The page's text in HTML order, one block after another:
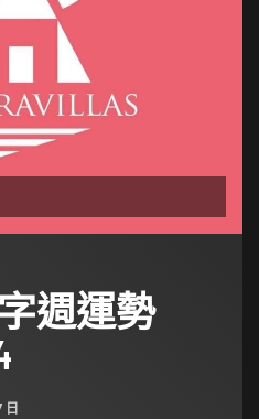
週運勢
日